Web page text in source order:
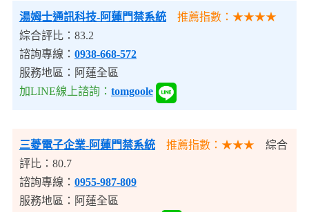
湯姆士通訊科技-阿蓮門禁系統
推薦指數：★★★★
綜合評比：83.2
諮詢專線： 0938-668-572
服務地區：阿蓮全區
加LINE線上諮詢： tomgoole
三菱電子企業-阿蓮門禁系統 推薦指數：★★★
綜合
評比：80.7
諮詢專線： 0955-987-809
服務地區：阿蓮全區